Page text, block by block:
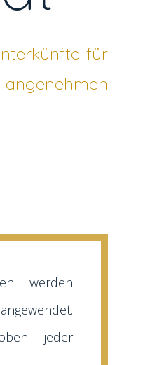
für
werden
jeder